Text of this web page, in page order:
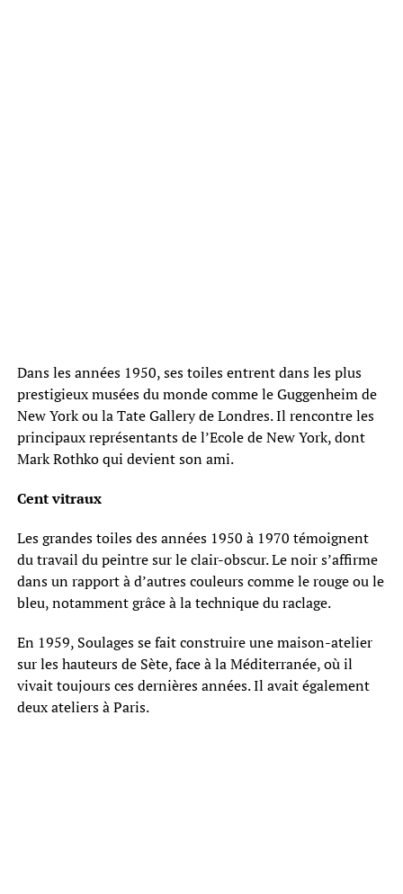
Dans les années 1950, ses toiles entrent dans les plus
prestigieux musées du monde comme le Guggenheim de
New York ou la Tate Gallery de Londres. Il rencontre les
principaux représentants de l’Ecole de New York, dont
Mark Rothko qui devient son ami.
Cent vitraux
Les grandes toiles des années 1950 à 1970 témoignent
du travail du peintre sur le clair-obscur. Le noir s’affirme
dans un rapport à d’autres couleurs comme le rouge ou le
bleu, notamment grâce à la technique du raclage.
En 1959, Soulages se fait construire une maison-atelier
sur les hauteurs de Sète, face à la Méditerranée, où il
vivait toujours ces dernières années. Il avait également
deux ateliers à Paris.